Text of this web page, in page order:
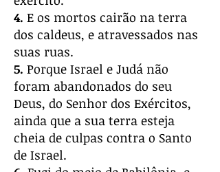
4. E os mortos cairão na terra
dos caldeus, e atravessados nas
suas ruas.
5. Porque Israel e Judá não
foram abandonados do seu
Deus, do Senhor dos Exércitos,
ainda que a sua terra esteja
cheia de culpas contra o Santo
de Israel.